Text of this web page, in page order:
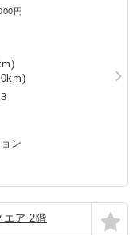
円
ン
エア 2階